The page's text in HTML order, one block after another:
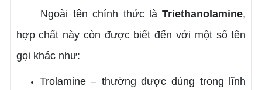
Ngoài tên chính thức làTriethanolamine,
hợp chất này còn được biết đến với một số tên
gọi khác như:
Trolamine – thường được dùng trong lĩnh